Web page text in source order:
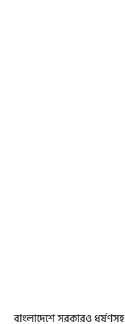
বাংলাদেশে সরকারও